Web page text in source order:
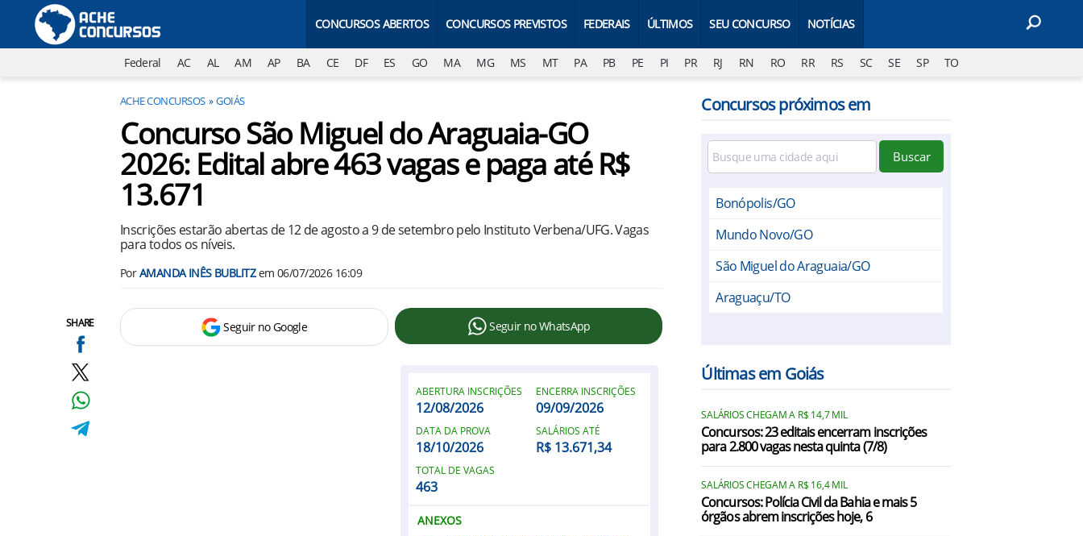
CONCURSOS ABERTOS CONCURSOS PREVISTOS FEDERAIS ÚLTIMOS SEU CONCURSO NOTÍCIAS
Federal AC AL AM AP BA CE DF ES GO MA MG MS MT PA PB PE PI PR RJ RN RO RR RS SC SE SP TO
ACHE CONCURSOS GOIÁS
SHARE
Concurso São Miguel do Araguaia-GO
2026: Edital abre 463 vagas e paga até R$
13.671
Inscrições estarão abertas de 12 de agosto a 9 de setembro pelo Instituto Verbena/UFG. Vagas
para todos os níveis.
PorAMANDA INÊS BUBLITZem 06/07/2026 16:09
Seguir no Google Seguir no WhatsApp
ABERTURA INSCRIÇÕES
12/08/2026
ENCERRA INSCRIÇÕES
09/09/2026
DATA DA PROVA
18/10/2026
SALÁRIOS ATÉ
R$ 13.671,34
TOTAL DE VAGAS
463
ANEXOS
Concursos próximos em
Buscar
Bonópolis/GO
Mundo Novo/GO
São Miguel do Araguaia/GO
Araguaçu/TO
Últimas em Goiás
SALÁRIOS CHEGAM A R$ 14,7 MIL
Concursos: 23 editais encerram inscrições
para 2.800 vagas nesta quinta (7/8)
SALÁRIOS CHEGAM A R$ 16,4 MIL
Concursos: Polícia Civil da Bahia e mais 5
órgãos abrem inscrições hoje, 6